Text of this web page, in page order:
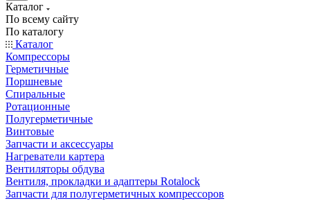
Каталог
По всему сайту
По каталогу
Каталог
Компрессоры
Герметичные
Поршневые
Спиральные
Ротационные
Полугерметичные
Винтовые
Запчасти и аксессуары
Нагреватели картера
Вентиляторы обдува
Вентиля, прокладки и адаптеры Rotalock
Запчасти для полугерметичных компрессоров